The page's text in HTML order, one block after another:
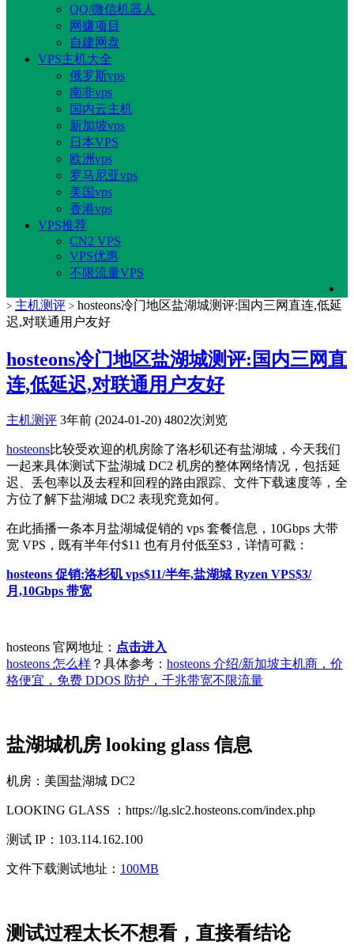
QQ/微信机器人
网赚项目
自建网盘
VPS主机大全
俄罗斯vps
南非vps
国内云主机
新加坡vps
日本VPS
欧洲vps
罗马尼亚vps
美国vps
香港vps
VPS推荐
CN2 VPS
VPS优惠
不限流量VPS
> 主机测评 > hosteons冷门地区盐湖城测评:国内三网直连,低延
迟,对联通用户友好
hosteons冷门地区盐湖城测评:国内三网直
连,低延迟,对联通用户友好
主机测评 3年前 (2024-01-20) 4802次浏览
hosteons比较受欢迎的机房除了洛杉矶还有盐湖城，今天我们
一起来具体测试下盐湖城 DC2 机房的整体网络情况，包括延
迟、丢包率以及去程和回程的路由跟踪、文件下载速度等，全
方位了解下盐湖城 DC2 表现究竟如何。
在此插播一条本月盐湖城促销的 vps 套餐信息，10Gbps 大带
宽 VPS，既有半年付$11 也有月付低至$3，详情可戳：
hosteons 促销:洛杉矶 vps$11/半年,盐湖城 Ryzen VPS$3/
月,10Gbps 带宽
hosteons 官网地址： 点击进入
hosteons 怎么样 ？具体参考： hosteons 介绍/新加坡主机商，价
格便宜，免费 DDOS 防护，千兆带宽不限流量
盐湖城机房 looking glass 信息
机房：美国盐湖城 DC2
LOOKING GLASS ：https://lg.slc2.hosteons.com/index.php
测试 IP：103.114.162.100
文件下载测试地址： 100MB
测试过程太长不想看，直接看结论